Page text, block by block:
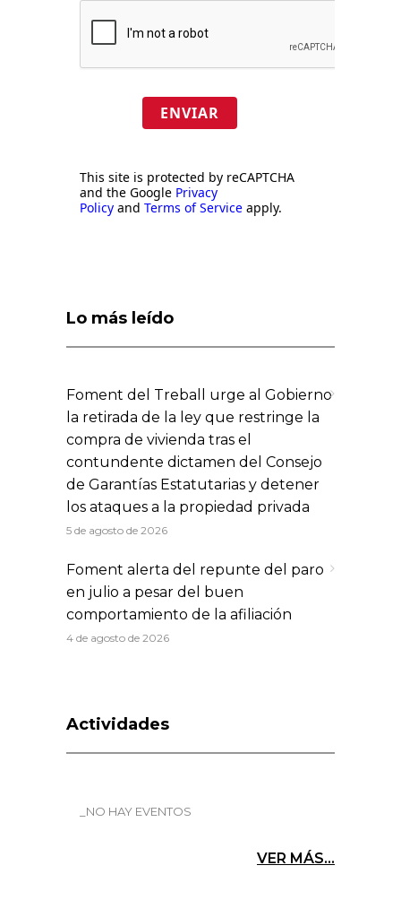
ENVIAR
This site is protected by reCAPTCHA
and the Google Privacy
Policy and Terms of Service apply.
Lo más leído
Foment del Treball urge al Gobierno
la retirada de la ley que restringe la
compra de vivienda tras el
contundente dictamen del Consejo
de Garantías Estatutarias y detener
los ataques a la propiedad privada
5 de agosto de 2026
Foment alerta del repunte del paro
en julio a pesar del buen
comportamiento de la afiliación
4 de agosto de 2026
Actividades
_NO HAY EVENTOS
VER MÁS...